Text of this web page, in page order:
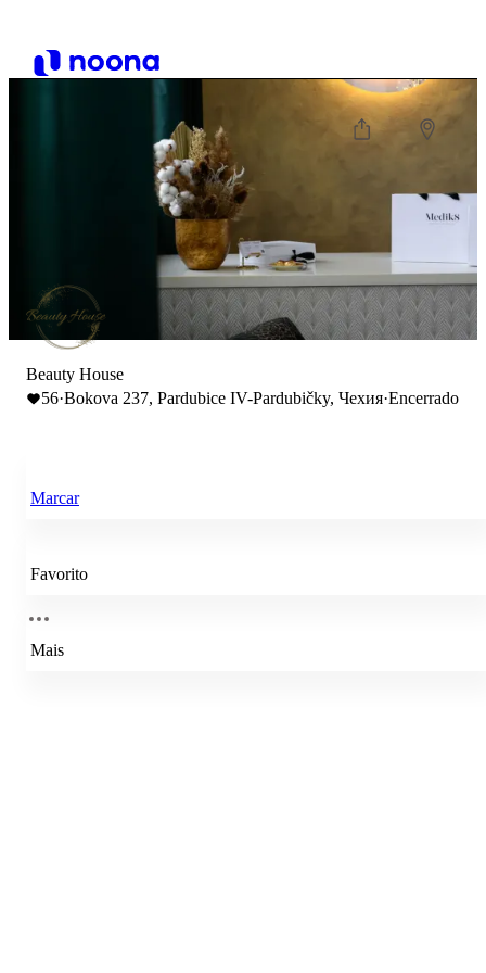
Beauty House
56·Bokova 237, Pardubice IV-Pardubičky, Чехия·Encerrado
Marcar
Favorito
Mais